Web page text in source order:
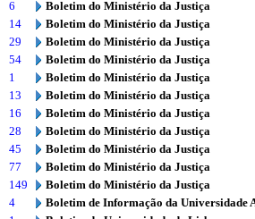
6
Boletim do Ministério da Justiça
14
Boletim do Ministério da Justiça
29
Boletim do Ministério da Justiça
54
Boletim do Ministério da Justiça
1
Boletim do Ministério da Justiça
13
Boletim do Ministério da Justiça
16
Boletim do Ministério da Justiça
28
Boletim do Ministério da Justiça
45
Boletim do Ministério da Justiça
77
Boletim do Ministério da Justiça
149
Boletim do Ministério da Justiça
4
Boletim de Informação da Universidade